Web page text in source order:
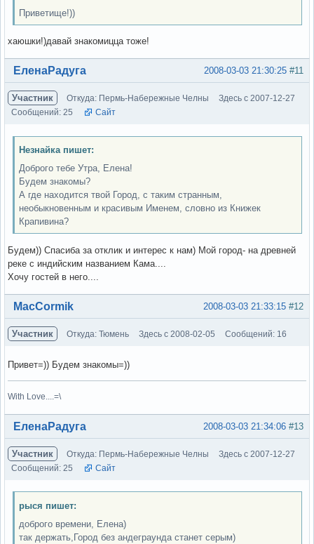
Приветище!))
хаюшки!)давай знакомицца тоже!
Вне форума #11
2008-03-03 21:30:25
ЕленаРадуга
Участник Откуда: Пермь-Набережные Челны
Здесь с 2007-12-27
Сообщений: 25
Сайт
Незнайка пишет:
Доброго тебе Утра, Елена!
Будем знакомы?
А где находится твой Город, с таким странным,
необыкновенным и красивым Именем, словно из Книжек
Крапивина?
Будем)) Спасиба за отклик и интерес к нам) Мой город- на древней
реке с индийским названием Кама....
Хочу гостей в него....
Вне форума #12
2008-03-03 21:33:15
MacCormik
Участник Откуда: Тюмень Здесь с 2008-02-05 Сообщений: 16
Привет=)) Будем знакомы=))
With Love....=\
Вне форума #13
2008-03-03 21:34:06
ЕленаРадуга
Участник Откуда: Пермь-Набережные Челны
Здесь с 2007-12-27
Сообщений: 25
Сайт
рыся пишет:
доброго времени, Елена)
так держать,Город без андеграунда станет серым)